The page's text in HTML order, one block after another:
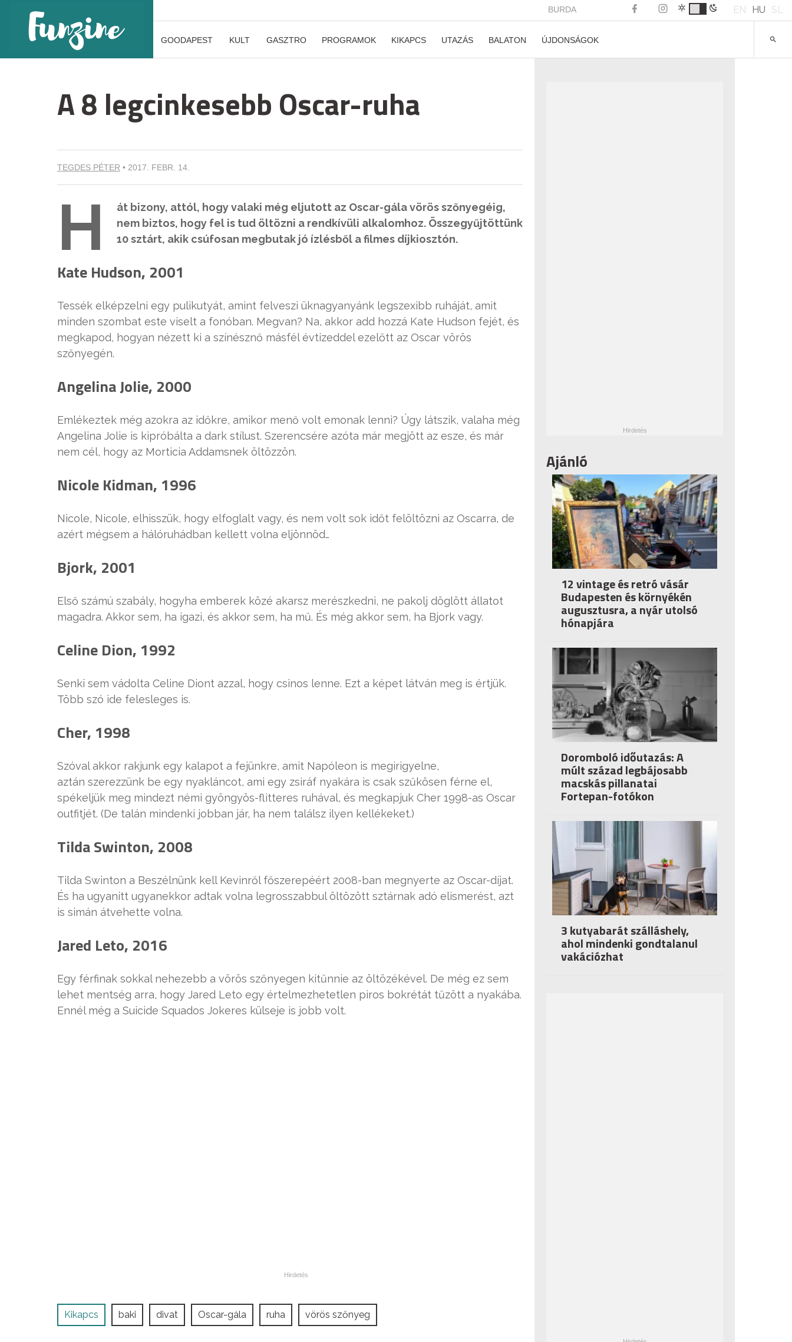
BURDA EN HU SL
GOODAPEST KULT GASZTRO PROGRAMOK KIKAPCS UTAZÁS BALATON ÚJDONSÁGOK
A 8 legcinkesebb Oscar-ruha
TEGDES PÉTER • 2017. FEBR. 14.
H
át bizony, attól, hogy valaki még eljutott az Oscar-gála vörös szőnyegéig,
nem biztos, hogy fel is tud öltözni a rendkívüli alkalomhoz. Összegyűjtöttünk
10 sztárt, akik csúfosan megbutak jó ízlésből a filmes díjkiosztón.
Kate Hudson, 2001
Tessék elképzelni egy pulikutyát, amint felveszi üknagyanyánk legszexibb ruháját, amit
minden szombat este viselt a fonóban. Megvan? Na, akkor add hozzá Kate Hudson fejét, és
megkapod, hogyan nézett ki a színésznő másfél évtizeddel ezelőtt az Oscar vörös
szőnyegén.
Angelina Jolie, 2000
Emlékeztek még azokra az időkre, amikor menő volt emonak lenni? Úgy látszik, valaha még
Angelina Jolie is kipróbálta a dark stílust. Szerencsére azóta már megjött az esze, és már
nem cél, hogy az Morticia Addamsnek öltözzön.
Nicole Kidman, 1996
Nicole, Nicole, elhisszük, hogy elfoglalt vagy, és nem volt sok időt felöltözni az Oscarra, de
azért mégsem a hálóruhádban kellett volna eljönnöd…
Bjork, 2001
Első számú szabály, hogyha emberek közé akarsz merészkedni, ne pakolj döglött állatot
magadra. Akkor sem, ha igazi, és akkor sem, ha mű. És még akkor sem, ha Bjork vagy.
Celine Dion, 1992
Senki sem vádolta Celine Diont azzal, hogy csinos lenne. Ezt a képet látván meg is értjük.
Több szó ide felesleges is.
Cher, 1998
Szóval akkor rakjunk egy kalapot a fejünkre, amit Napóleon is megirigyelne,
aztán szerezzünk be egy nyakláncot, ami egy zsiráf nyakára is csak szűkösen férne el,
spékeljük meg mindezt némi gyöngyös-flitteres ruhával, és megkapjuk Cher 1998-as Oscar
outfitjét. (De talán mindenki jobban jár, ha nem találsz ilyen kellékeket.)
Tilda Swinton, 2008
Tilda Swinton a Beszélnünk kell Kevinről főszerepéért 2008-ban megnyerte az Oscar-díjat.
És ha ugyanitt ugyanekkor adtak volna legrosszabbul öltözött sztárnak adó elismerést, azt
is simán átvehette volna.
Jared Leto, 2016
Egy férfinak sokkal nehezebb a vörös szőnyegen kitűnnie az öltözékével. De még ez sem
lehet mentség arra, hogy Jared Leto egy értelmezhetetlen piros bokrétát tűzött a nyakába.
Ennél még a Suicide Squados Jokeres külseje is jobb volt.
Kikapcs baki divat Oscar-gála ruha vörös szőnyeg
Ajánló
12 vintage és retró vásár
Budapesten és környékén
augusztusra, a nyár utolsó
hónapjára
Doromboló időutazás: A
múlt század legbájosabb
macskás pillanatai
Fortepan-fotókon
3 kutyabarát szálláshely,
ahol mindenki gondtalanul
vakációzhat